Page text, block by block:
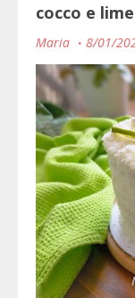
cocco e lime
Maria 8/01/